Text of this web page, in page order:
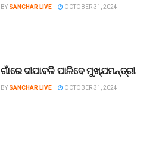
BY SANCHAR LIVE OCTOBER 31, 2024
ଗାଁରେ ଦୀପାବଳି ପାଳିବେ ମୁଖ୍ଯମନ୍ତ୍ରୀ
BY SANCHAR LIVE OCTOBER 31, 2024